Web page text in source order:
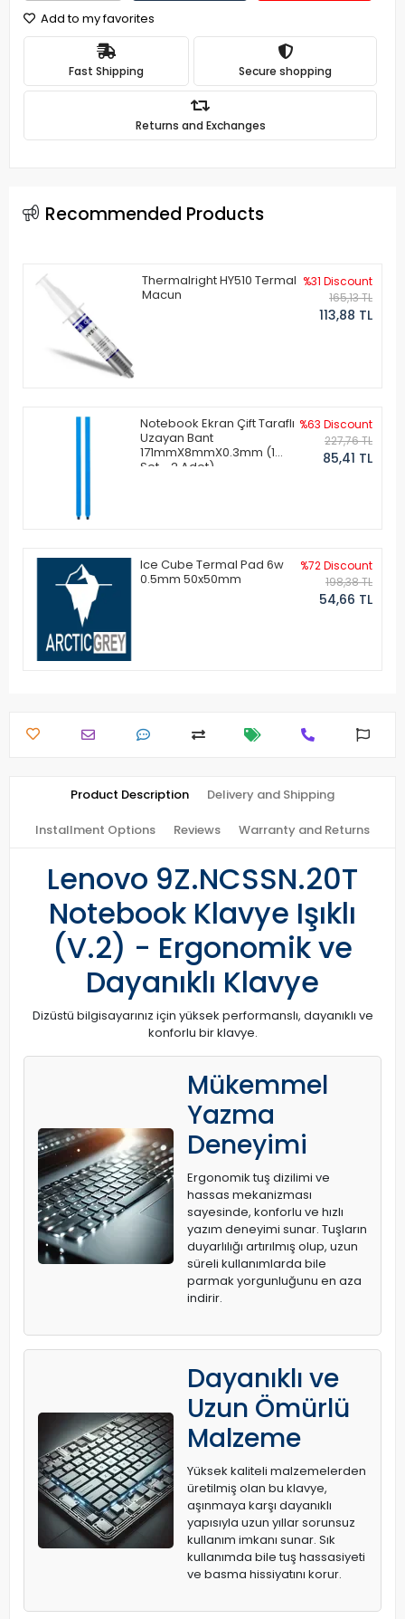
Add to my favorites
Fast Shipping Secure shopping
Returns and Exchanges
Recommended Products
Thermalright HY510 Termal
Macun
%31 Discount
165,13 TL
113,88 TL
Notebook Ekran Çift Taraflı
Uzayan Bant
171mmX8mmX0.3mm (1
Set - 2 Adet)
%63 Discount
227,76 TL
85,41 TL
Ice Cube Termal Pad 6w
0.5mm 50x50mm
%72 Discount
198,38 TL
54,66 TL
Product Description Delivery and Shipping
Installment Options Reviews Warranty and Returns
Lenovo 9Z.NCSSN.20T
Notebook Klavye Işıklı
(V.2) - Ergonomik ve
Dayanıklı Klavye
Dizüstü bilgisayarınız için yüksek performanslı, dayanıklı ve
konforlu bir klavye.
Mükemmel
Yazma
Deneyimi
Ergonomik tuş dizilimi ve
hassas mekanizması
sayesinde, konforlu ve hızlı
yazım deneyimi sunar. Tuşların
duyarlılığı artırılmış olup, uzun
süreli kullanımlarda bile
parmak yorgunluğunu en aza
indirir.
Dayanıklı ve
Uzun Ömürlü
Malzeme
Yüksek kaliteli malzemelerden
üretilmiş olan bu klavye,
aşınmaya karşı dayanıklı
yapısıyla uzun yıllar sorunsuz
kullanım imkanı sunar. Sık
kullanımda bile tuş hassasiyeti
ve basma hissiyatını korur.